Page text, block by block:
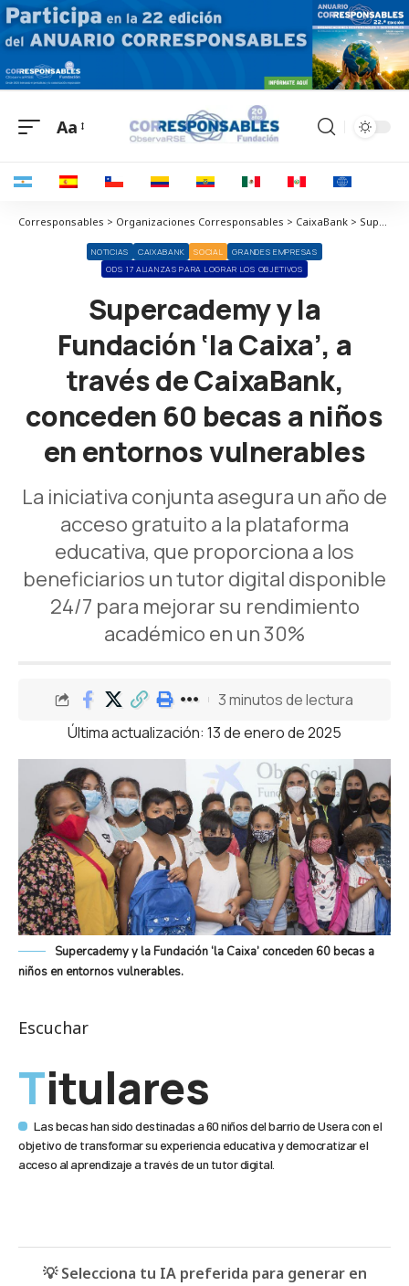
Aa
Corresponsables > Organizaciones Corresponsables > CaixaBank > Supercademy y la Fundación ‘la Caixa’, a través de CaixaBank, conceden 60 becas a niños en entornos vulnerables
NOTICIAS CAIXABANK SOCIAL
GRANDES EMPRESAS
ODS 17 ALIANZAS PARA LOGRAR LOS OBJETIVOS
Supercademy y la
Fundación ‘la Caixa’, a
través de CaixaBank,
conceden 60 becas a niños
en entornos vulnerables
La iniciativa conjunta asegura un año de
acceso gratuito a la plataforma
educativa, que proporciona a los
beneficiarios un tutor digital disponible
24/7 para mejorar su rendimiento
académico en un 30%
Última actualización: 13 de enero de 2025
3 minutos de lectura
Supercademy y la Fundación ‘la Caixa’ conceden 60 becas a
niños en entornos vulnerables.
Escuchar
Titulares
Las becas han sido destinadas a 60 niños del barrio de Usera con el
objetivo de transformar su experiencia educativa y democratizar el
acceso al aprendizaje a través de un tutor digital.
💡 Selecciona tu IA preferida para generar en